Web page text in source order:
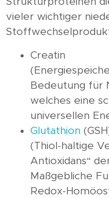
vieler wichtiger
Creatin
Bedeutung für
welches eine
universellen
Glutathion
(Thiol-haltige
Antioxidans“
Maßgebliche
Redox-